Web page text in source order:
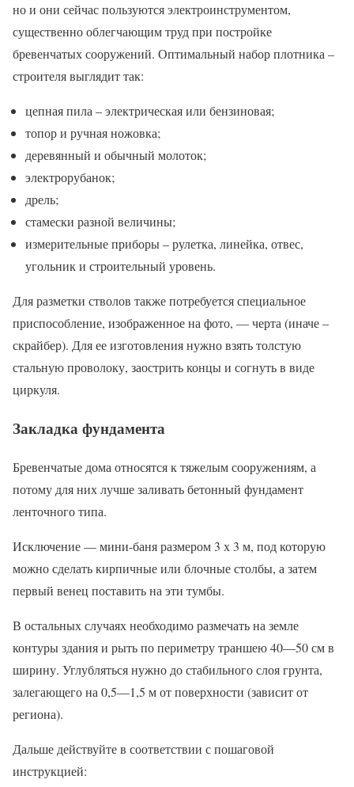
но и они сейчас пользуются электроинструментом,
существенно облегчающим труд при постройке
бревенчатых сооружений. Оптимальный набор плотника –
строителя выглядит так:
цепная пила – электрическая или бензиновая;
топор и ручная ножовка;
деревянный и обычный молоток;
электрорубанок;
дрель;
стамески разной величины;
измерительные приборы – рулетка, линейка, отвес,
угольник и строительный уровень.
Для разметки стволов также потребуется специальное
приспособление, изображенное на фото, — черта (иначе –
скрайбер). Для ее изготовления нужно взять толстую
стальную проволоку, заострить концы и согнуть в виде
циркуля.
Закладка фундамента
Бревенчатые дома относятся к тяжелым сооружениям, а
потому для них лучше заливать бетонный фундамент
ленточного типа.
Исключение — мини-баня размером 3 х 3 м, под которую
можно сделать кирпичные или блочные столбы, а затем
первый венец поставить на эти тумбы.
В остальных случаях необходимо размечать на земле
контуры здания и рыть по периметру траншею 40—50 см в
ширину. Углубляться нужно до стабильного слоя грунта,
залегающего на 0,5—1,5 м от поверхности (зависит от
региона).
Дальше действуйте в соответствии с пошаговой
инструкцией: